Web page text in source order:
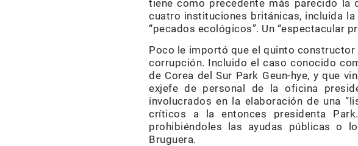
tiene como precedente más parecido
cuatro instituciones británicas, incluida
“pecados ecológicos”. Un “espectacular
Poco le importó que el quinto
corrupción. Incluido el caso conocido
de Corea del Sur Park Geun-hye, y que
exjefe de personal de la oficina
involucrados en la elaboración de una
críticos a la entonces presidenta
prohibiéndoles las ayudas públicas o
Bruguera.